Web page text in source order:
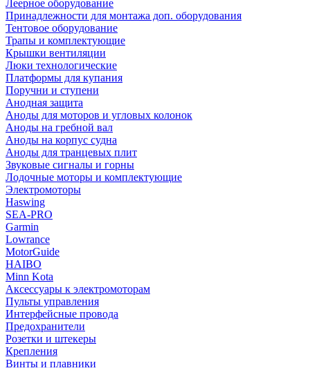
Леерное оборудование
Принадлежности для монтажа доп. оборудования
Тентовое оборудование
Трапы и комплектующие
Крышки вентиляции
Люки технологические
Платформы для купания
Поручни и ступени
Анодная защита
Аноды для моторов и угловых колонок
Аноды на гребной вал
Аноды на корпус судна
Аноды для транцевых плит
Звуковые сигналы и горны
Лодочные моторы и комплектующие
Электромоторы
Haswing
SEA-PRO
Garmin
Lowrance
MotorGuide
HAIBO
Minn Kota
Аксессуары к электромоторам
Пульты управления
Интерфейсные провода
Предохранители
Розетки и штекеры
Крепления
Винты и плавники